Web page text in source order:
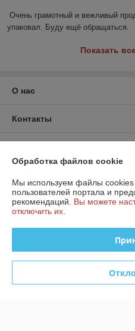
Очень грамотный и вежливый
упаковал. Буду ещё обращаться.
Показать
О нас
Контакты
Полная версия сайта
Политика обработки cookies
Сайт создан на платформе
Обработка файлов cookie
Мы используем файлы cookies
пользователей портала и
рекомендаций. Вы можете
отключить их.